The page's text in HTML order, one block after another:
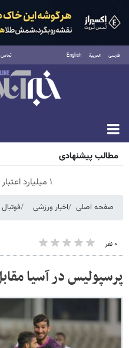
فارسی العربية English تماس
جمعه ۱۶ مرداد ۱۴۰۵
مطالب پیشنهادی
۱ میلیارد اعتبار خرید طلا | بدون ضامن و چک
صفحه اصلی اخبار ورزشی
۰ نفر
پرسپولیس در آسیا